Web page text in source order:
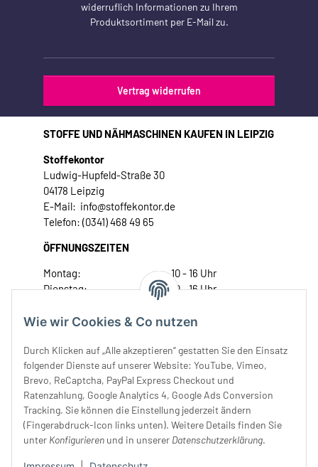
Wie wir Cookies & Co nutzen
Durch Klicken auf „Alle akzeptieren“ gestatten Sie den Einsatz
folgender Dienste auf unserer Website: YouTube, Vimeo,
Brevo, ReCaptcha, PayPal Express Checkout und
Ratenzahlung, Google Analytics 4, Google Ads Conversion
Tracking. Sie können die Einstellung jederzeit ändern
(Fingerabdruck-Icon links unten). Weitere Details finden Sie
unter Konfigurieren und in unserer Datenschutzerklärung.
widerruflich Informationen zu Ihrem
Produktsortiment per E-Mail zu.
Vertrag widerrufen
STOFFE UND NÄHMASCHINEN KAUFEN IN LEIPZIG
Stoffekontor
Ludwig-Hupfeld-Straße 30
04178 Leipzig
E-Mail: info@stoffekontor.de
Telefon: (0341) 468 49 65
ÖFFNUNGSZEITEN
Montag:
10 - 16 Uhr
Dienstag:
10 - 16 Uhr
Donnerstag:
10 - 18 Uhr
Samstag:
10 - 14 Uhr
Unser Service
Rechtliches